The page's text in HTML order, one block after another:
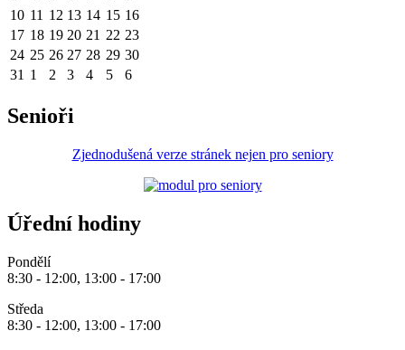
10 11 12 13 14 15 16
17 18 19 20 21 22 23
24 25 26 27 28 29 30
31 1 2 3 4 5 6
Senioři
Zjednodušená verze stránek nejen pro seniory
Úřední hodiny
Pondělí
8:30 - 12:00, 13:00 - 17:00
Středa
8:30 - 12:00, 13:00 - 17:00